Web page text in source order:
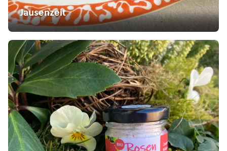
Jausenzeit